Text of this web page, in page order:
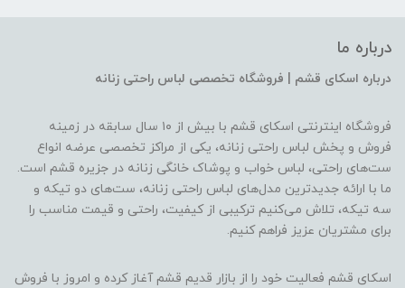
درباره ما
درباره اسکای قشم | فروشگاه تخصصی لباس راحتی زنانه
فروشگاه اینترنتی اسکای قشم با بیش از ۱۰ سال سابقه در زمینه
فروش و پخش لباس راحتی زنانه، یکی از مراکز تخصصی عرضه انواع
ست‌های راحتی، لباس خواب و پوشاک خانگی زنانه در جزیره قشم است.
ما با ارائه جدیدترین مدل‌های لباس راحتی زنانه، ست‌های دو تیکه و
سه تیکه، تلاش می‌کنیم ترکیبی از کیفیت، راحتی و قیمت مناسب را
برای مشتریان عزیز فراهم کنیم.
اسکای قشم فعالیت خود را از بازار قدیم قشم آغاز کرده و امروز با فروش